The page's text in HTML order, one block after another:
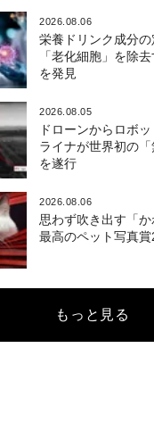
2026.08.06
栄養ドリンク成分
「老化細胞」を除
を発見
2026.08.05
ドローンからロボ
ライナが世界初の「
を遂行
2026.08.06
思わず吹き出す「
最高のペット写真
もっと見る